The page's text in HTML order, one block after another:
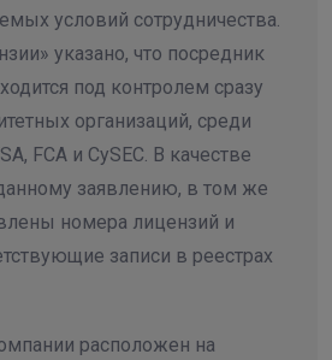
условий сотрудничества.
указано, что посредник
под контролем сразу
организаций, среди
FCA и CySEC. В качестве
заявлению, в том же
номера лицензий и
записи в реестрах
расположен на